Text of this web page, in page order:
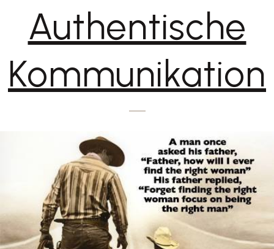
Authentische
Kommunikation